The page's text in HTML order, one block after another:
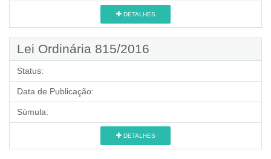
DETALHES
Lei Ordinária 815/2016
Status:
Data de Publicação:
Súmula:
DETALHES